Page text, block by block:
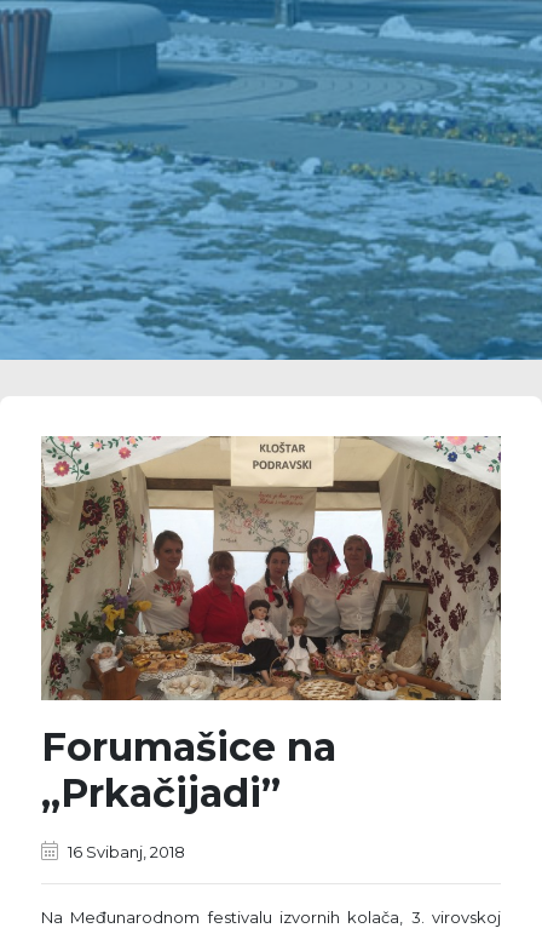
Forumašice na
„Prkačijadi”
16 Svibanj, 2018
Na Međunarodnom festivalu izvornih kolača, 3. virovskoj